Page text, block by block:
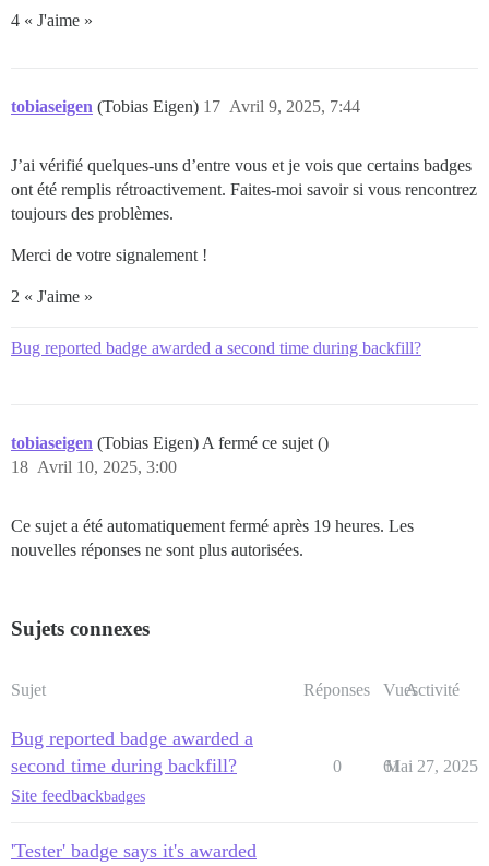
4 « J'aime »
tobiaseigen (Tobias Eigen) Avril 9, 2025, 7:44
17
J’ai vérifié quelques-uns d’entre vous et je vois que certains badges
ont été remplis rétroactivement. Faites-moi savoir si vous rencontrez
toujours des problèmes.
Merci de votre signalement !
2 « J'aime »
Bug reported badge awarded a second time during backfill?
tobiaseigen (Tobias Eigen) A fermé ce sujet ()
Avril 10, 2025, 3:00
18
Ce sujet a été automatiquement fermé après 19 heures. Les
nouvelles réponses ne sont plus autorisées.
Sujets connexes
Sujet Réponses VuesActivité
Bug reported badge awarded a
second time during backfill?
Site feedbackbadges
0 61
Mai 27, 2025
'Tester' badge says it's awarded